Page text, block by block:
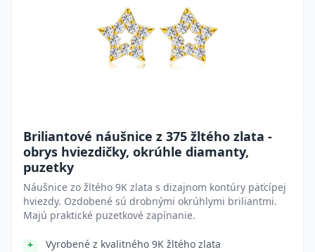
Briliantové náušnice z 375 žltého zlata -
obrys hviezdičky, okrúhle diamanty,
puzetky
Náušnice zo žltého 9K zlata s dizajnom kontúry päťcípej
hviezdy. Ozdobené sú drobnými okrúhlymi briliantmi.
Majú praktické puzetkové zapínanie.
Vyrobené z kvalitného 9K žltého zlata